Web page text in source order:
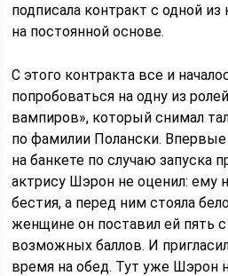
подписала контракт с одной
на постоянной основе.
С этого контракта все и
попробоваться на одну из
вампиров», который снимал
по фамилии Полански.
на банкете по случаю запуска
актрису Шэрон не оценил: ему
бестия, а перед ним стояла
женщине он поставил ей пять
возможных баллов. И
время на обед. Тут уже Шэрон